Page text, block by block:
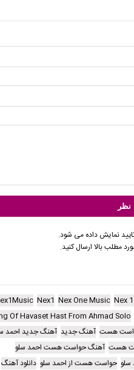
نمایش داده می شود.
مطلب بالا ارسال کنید.
Nex
Nex One Music
Nex1
Of Havaset Hast From Ahmad Solo
هست آهنگ جدید آهنگ جدید احمد
هست آهنگ حواست هست احمد سلو
سلو حواست هست از احمد سلو دانلود آهنگ